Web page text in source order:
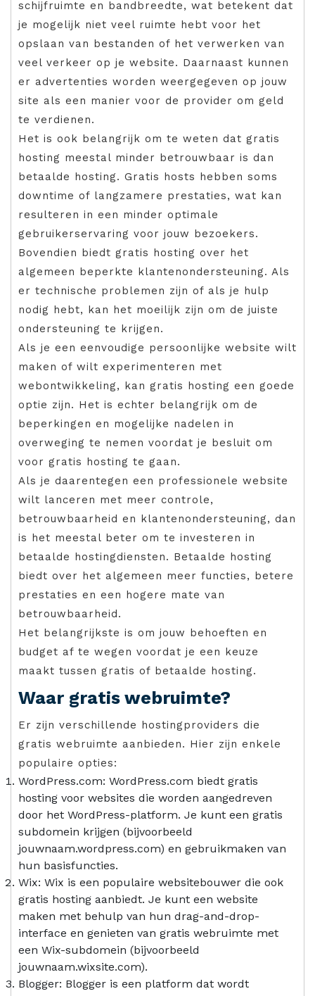
schijfruimte en bandbreedte, wat betekent dat
je mogelijk niet veel ruimte hebt voor het
opslaan van bestanden of het verwerken van
veel verkeer op je website. Daarnaast kunnen
er advertenties worden weergegeven op jouw
site als een manier voor de provider om geld
te verdienen.
Het is ook belangrijk om te weten dat gratis
hosting meestal minder betrouwbaar is dan
betaalde hosting. Gratis hosts hebben soms
downtime of langzamere prestaties, wat kan
resulteren in een minder optimale
gebruikerservaring voor jouw bezoekers.
Bovendien biedt gratis hosting over het
algemeen beperkte klantenondersteuning. Als
er technische problemen zijn of als je hulp
nodig hebt, kan het moeilijk zijn om de juiste
ondersteuning te krijgen.
Als je een eenvoudige persoonlijke website wilt
maken of wilt experimenteren met
webontwikkeling, kan gratis hosting een goede
optie zijn. Het is echter belangrijk om de
beperkingen en mogelijke nadelen in
overweging te nemen voordat je besluit om
voor gratis hosting te gaan.
Als je daarentegen een professionele website
wilt lanceren met meer controle,
betrouwbaarheid en klantenondersteuning, dan
is het meestal beter om te investeren in
betaalde hostingdiensten. Betaalde hosting
biedt over het algemeen meer functies, betere
prestaties en een hogere mate van
betrouwbaarheid.
Het belangrijkste is om jouw behoeften en
budget af te wegen voordat je een keuze
maakt tussen gratis of betaalde hosting.
Waar gratis webruimte?
Er zijn verschillende hostingproviders die
gratis webruimte aanbieden. Hier zijn enkele
populaire opties:
WordPress.com: WordPress.com biedt gratis
hosting voor websites die worden aangedreven
door het WordPress-platform. Je kunt een gratis
subdomein krijgen (bijvoorbeeld
jouwnaam.wordpress.com) en gebruikmaken van
hun basisfuncties.
Wix: Wix is een populaire websitebouwer die ook
gratis hosting aanbiedt. Je kunt een website
maken met behulp van hun drag-and-drop-
interface en genieten van gratis webruimte met
een Wix-subdomein (bijvoorbeeld
jouwnaam.wixsite.com).
Blogger: Blogger is een platform dat wordt